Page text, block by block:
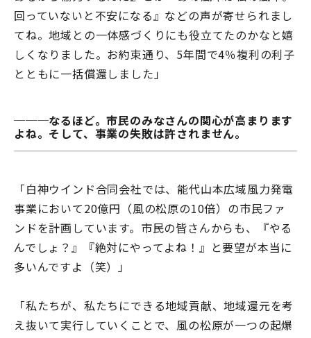
回っていないと不安になる』などの声が寄せられまし
てね。地域との一体感づくりにも役立てたのかなと嬉
しくなりました。お約束通り、5年間で4％複利の利子
とともに一括償還しました」
───なるほど。市民のみなさんの関心が高まります
よね。そして、事業の失敗は許されません。
「白神ウインド合同会社では、能代山本広域風力発電
事業において20億円（風の松原の10倍）の市民ファ
ンドを計画しています。市民の皆さんからも、『やる
んでしょ？』『絶対にやってよね！』と要望が本当に
多いんですよ（笑）」
「私たちが、私たちにできる地域貢献、地域還元を考
え抜いて実行していくことで、風の松原が一つの起爆